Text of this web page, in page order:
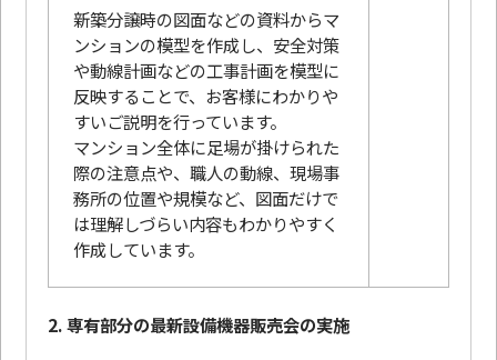
新築分譲時の図面などの資料からマ
ンションの模型を作成し、安全対策
や動線計画などの工事計画を模型に
反映することで、お客様にわかりや
すいご説明を行っています。
マンション全体に足場が掛けられた
際の注意点や、職人の動線、現場事
務所の位置や規模など、図面だけで
は理解しづらい内容もわかりやすく
作成しています。
2. 専有部分の最新設備機器販売会の実施